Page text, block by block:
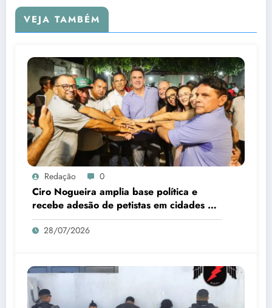
VEJA TAMBÉM
Redação 0
Ciro Nogueira amplia base política e
recebe adesão de petistas em cidades do
interior
28/07/2026